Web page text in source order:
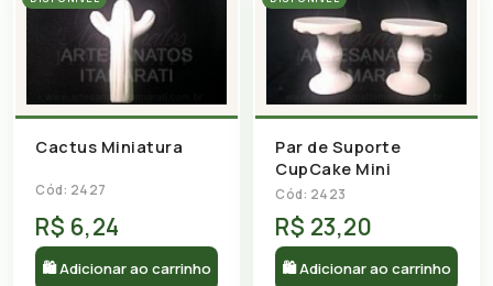
Cactus Miniatura
Cód: 2427
R$ 6,24
🛍 Adicionar ao carrinho
Par de Suporte
CupCake Mini
Cód: 2423
R$ 23,20
🛍 Adicionar ao carrinho